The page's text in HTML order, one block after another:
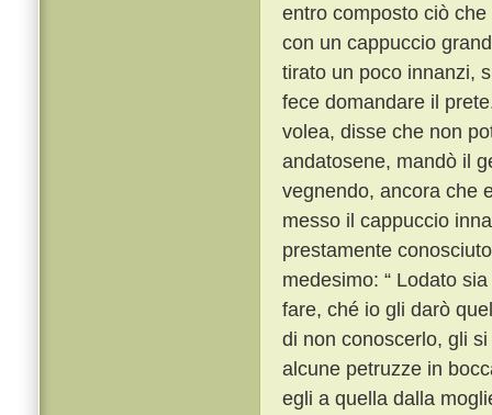
entro composto ciò
con un cappuccio
tirato un poco innanzi,
fece domandare il
volea, disse che non
andatosene, mandò il
vegnendo, ancora che
messo il cappuccio
prestamente
medesimo: “ Lodato
fare, ché io gli darò
di non conoscerlo, gli
alcune petruzze in
egli a quella dalla